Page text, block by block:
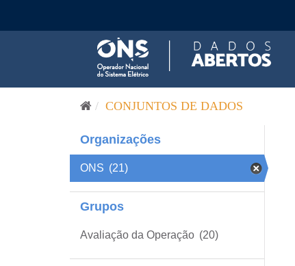
CONJUNTOS DE DADOS
Organizações
ONS (21)
Grupos
Avaliação da Operação (20)